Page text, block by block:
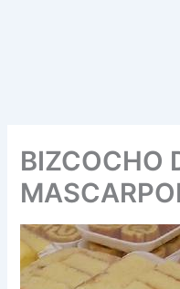
BIZCOCHO